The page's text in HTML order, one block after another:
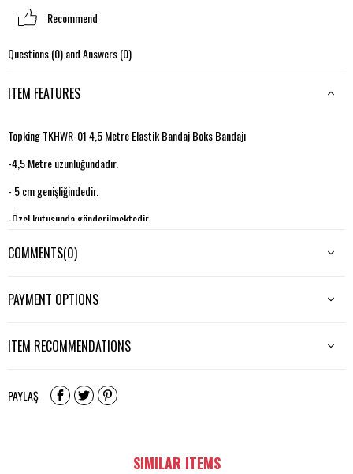
Recommend
Questions (0) and Answers (0)
ITEM FEATURES
Topking TKHWR-01 4,5 Metre Elastik Bandaj Boks Bandajı
-4,5 Metre uzunluğundadır.
- 5 cm genişliğindedir.
-Özel kutusunda gönderilmektedir.
COMMENTS(0)
PAYMENT OPTIONS
ITEM RECOMMENDATIONS
PAYLAŞ
SIMILAR ITEMS